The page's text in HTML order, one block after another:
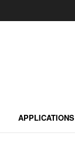
APPLICATIONS